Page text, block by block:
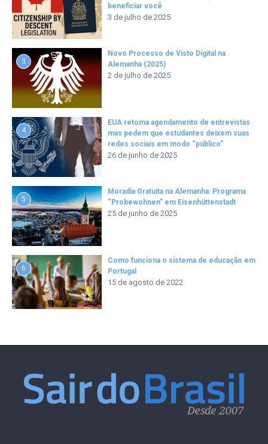
beneficiar você
3 de julho de 2025
3
Novo Processo de Visto Digital na
Alemanha (2025)
2 de julho de 2025
4
EUA retoma agendamento de entrevistas
mas pedem que estudantes deixem suas
redes sociais em modo “público”
26 de junho de 2025
5
Moradia Gratuita na Alemanha: Programa
“Probewohnen” em Eisenhüttenstadt
25 de junho de 2025
6
Como funciona o sistema de educação em
Portugal
15 de agosto de 2022